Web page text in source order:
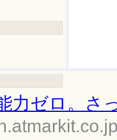
力ゼロ。さ